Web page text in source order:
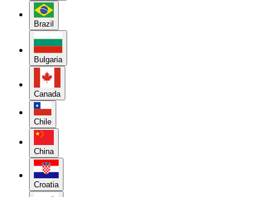
Brazil
Bulgaria
Canada
Chile
China
Croatia